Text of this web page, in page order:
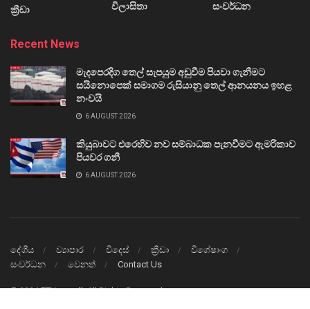
ක්‍රීඩා
විලාසිතා
සංවර්ධන
Recent News
මැදපෙරදිග තෙල් සැපයුම අඩුවීම පියවා ගැනීමට
සයිනොපෙක් සමාගම රුසියානු තෙල් ආනයනය ඉහළ
නංවයි
6 AUGUST 2026
කියුබාවට එරෙහිව නව සම්බාධක පැනවීමට ඇමරිකාව
පියවර ගනී
6 AUGUST 2026
දේශීය ව්‍යාපාර විදෙස් ක්‍රීඩා
විශේෂාංග
සංවර්ධන
වෙනත් Contact Us
© 2024TTVnews.lkAll Rights Reserved